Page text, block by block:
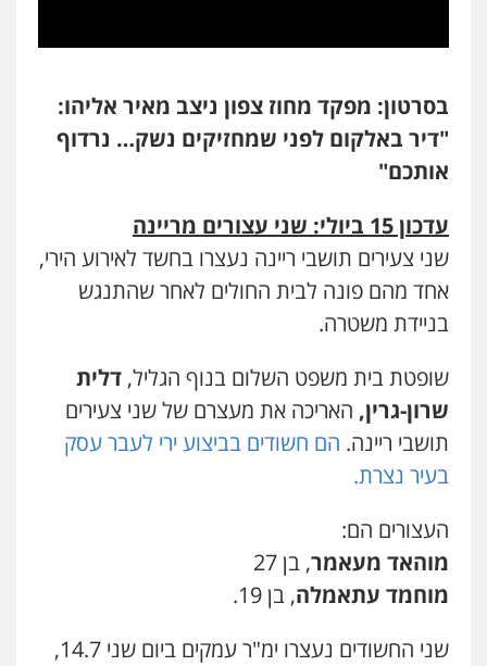
0546661544
פלילי צווארון לבן צבאי
0524040052
עו"ד אורי רינצקי
פלילי
0506216813
עו"ד אייל אוחיון
פלילי עורכי דין לענייני אסירים מעצרים
עו"ד אשרף שחאדה
פלילי פשיעה חמורה
תעבורה
בסרטון: מפקד מחוז צפון ניצב מאיר אליהו:
"דיר באלקום לפני שמחזיקים נשק… נרדוף
אותכם"
עדכון 15 ביולי
: שני עצורים מריינה
שני צעירים תושבי ריינה נעצרו בחשד לאירוע הירי,
אחד מהם פונה לבית החולים לאחר שהתנגש
בניידת משטרה.
שופטת בית משפט השלום בנוף הגליל, דלית
שרון-גרין, האריכה את מעצרם של שני צעירים
תושבי ריינה. הם חשודים בביצוע ירי לעבר עסק
בעיר נצרת.
העצורים הם:
מוהאד מעאמר, בן 27
מוחמד עתאמלה, בן 19.
שני החשודים נעצרו ימ"ר עמקים ביום שני 14.7,